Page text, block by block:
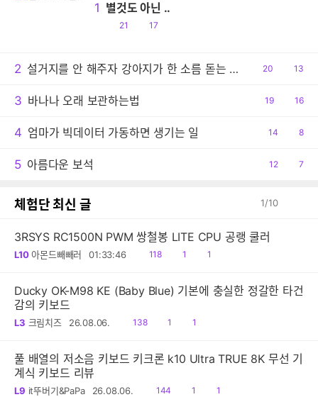
1 별것도 아닌 ..
공
21
댓
17
2 설거지를 안 해주자 강아지가 한 소름 돋는 행동
공
20
댓
13
3 바나나 오래 보관하는법
공
19
댓
16
4 엄마가 빅데이터 가동하면 생기는 일
공
14
댓
8
5 아름다운 보석
공
12
댓
7
체험단 최신 글 1/10
3RSYS RC1500N PWM 쌍철봉 LITE CPU 공랭 쿨러
L10 아몬드빼빼러 01:33:46
읽
118
공1
댓1
Ducky OK-M98 KE (Baby Blue) 기본에 충실한 정갈한 타건
감의 키보드
L3 크림치즈 26.08.06.
읽
138
공1
댓1
풀 배열의 저소음 키보드 키크론 k10 Ultra TRUE 8K 무선 기
계식 키보드 리뷰
L9 it뚜버기&PaPa 26.08.06.
읽
144
공1
댓1